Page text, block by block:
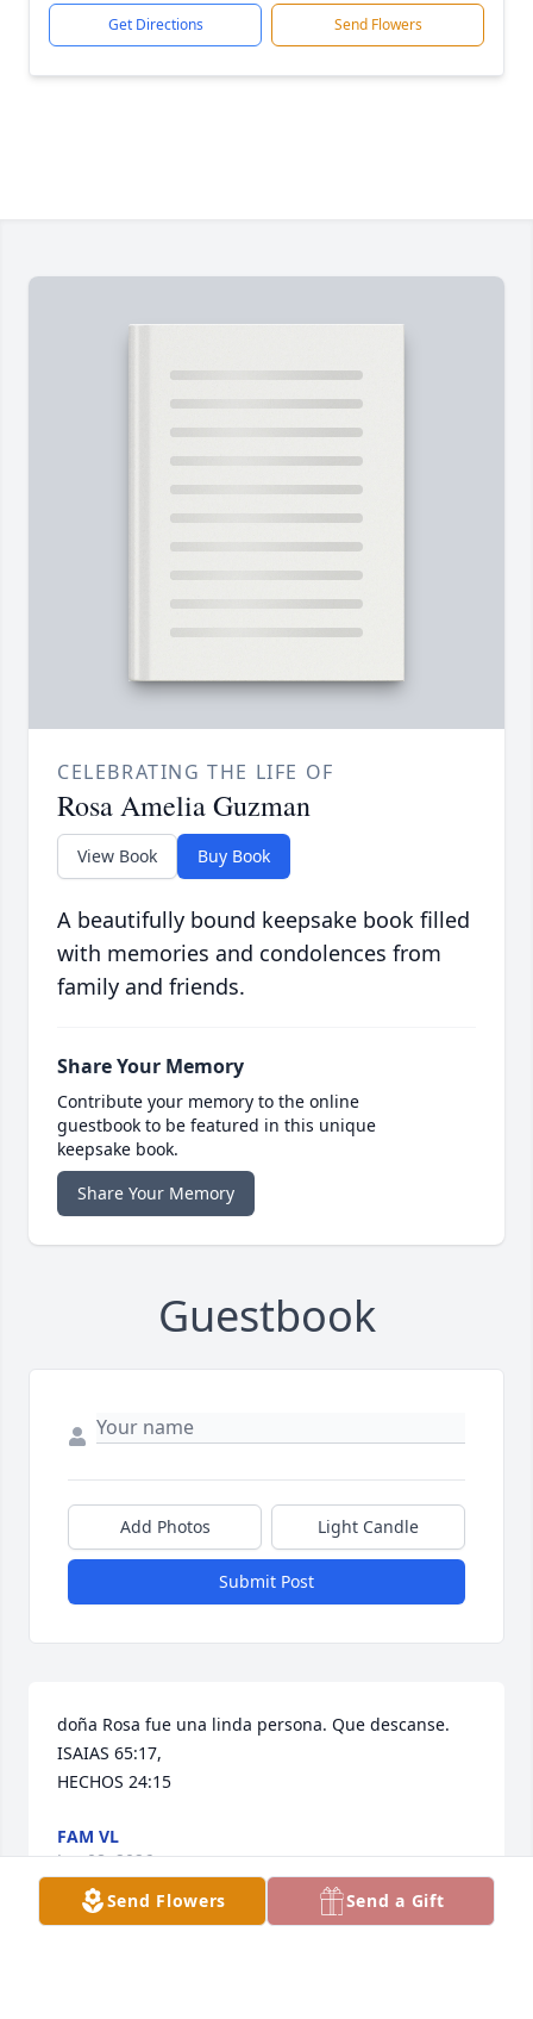
Get Directions Send Flowers
CELEBRATING THE LIFE OF
Rosa Amelia Guzman
View Book Buy Book
A beautifully bound keepsake book filled
with memories and condolences from
family and friends.
Share Your Memory
Contribute your memory to the online
guestbook to be featured in this unique
keepsake book.
Share Your Memory
Guestbook
Add Photos Light Candle
Submit Post
doña Rosa fue una linda persona. Que descanse.
ISAIAS 65:17,
HECHOS 24:15
FAM VL
Jan 08, 2026
Send Flowers Send a Gift